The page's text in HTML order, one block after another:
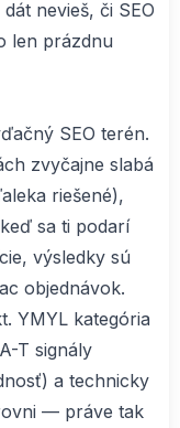
nevieš, či SEO
len prázdnu
SEO terén.
zvyčajne slabá
riešené),
sa ti podarí
výsledky sú
objednávok.
YMYL kategória
T signály
a technicky
— práve tak